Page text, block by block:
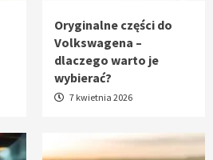
Oryginalne części do
Volkswagena –
dlaczego warto je
wybierać?
7 kwietnia 2026